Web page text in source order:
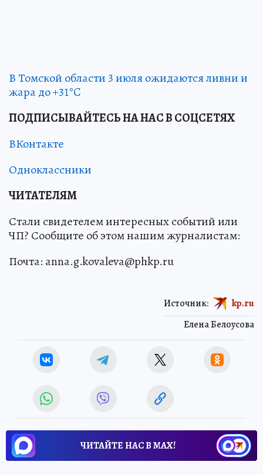
В Томской области 3 июля ожидаются ливни и
жара до +31°C
ПОДПИСЫВАЙТЕСЬ НА НАС В СОЦСЕТЯХ
ВКонтакте
Одноклассники
ЧИТАТЕЛЯМ
Стали свидетелем интересных событий или
ЧП? Сообщите об этом нашим журналистам:
Почта: anna.g.kovaleva@phkp.ru
Елена Белоусова
Источник: kp.ru
ЧИТАЙТЕ НАС В МАХ!